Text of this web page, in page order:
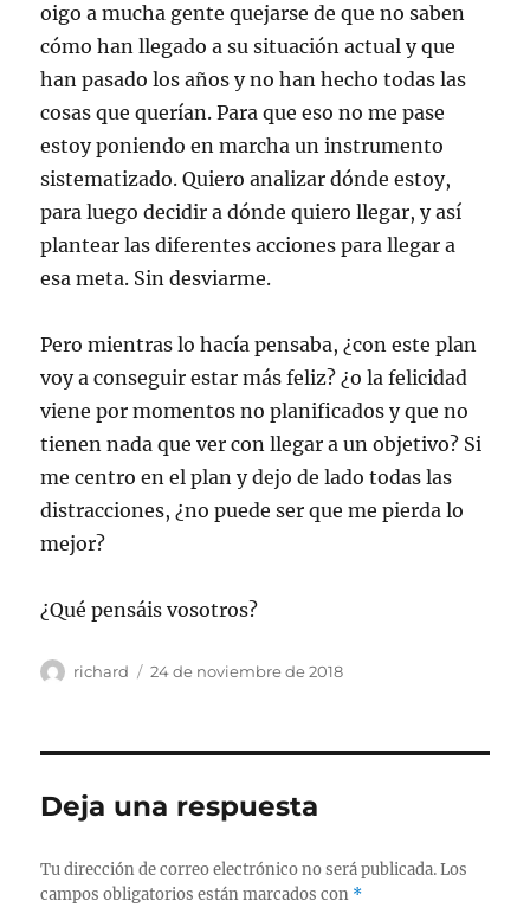
oigo a mucha gente quejarse de que no saben
cómo han llegado a su situación actual y que
han pasado los años y no han hecho todas las
cosas que querían. Para que eso no me pase
estoy poniendo en marcha un instrumento
sistematizado. Quiero analizar dónde estoy,
para luego decidir a dónde quiero llegar, y así
plantear las diferentes acciones para llegar a
esa meta. Sin desviarme.
Pero mientras lo hacía pensaba, ¿con este plan
voy a conseguir estar más feliz? ¿o la felicidad
viene por momentos no planificados y que no
tienen nada que ver con llegar a un objetivo? Si
me centro en el plan y dejo de lado todas las
distracciones, ¿no puede ser que me pierda lo
mejor?
¿Qué pensáis vosotros?
Autor
richard
Publicado
24 de noviembre de 2018
Deja una respuesta
Tu dirección de correo electrónico no será publicada. Los
campos obligatorios están marcados con *